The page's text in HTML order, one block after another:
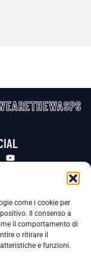
come i cookie per
Il consenso a
il comportamento di
o ritirare il
e funzioni.
specializzata che vigila sulle modalità